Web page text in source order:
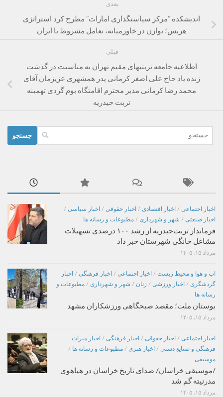
بعدی
اندیشکده “مرکز سیاستگذاری امارات” مطرح کرد استراتژی
هریس؛ توازن در خاورمیانه، تعامل مشروط با ایران
قبلی
اطلاعیه جامعه تربتیهای مقیم تهران به مناسبت در گذشت
زنده یاد حاج علی اصغر کرمانی پدر همشهری عزیزمان آقای
محمد رضا کرمانی مدیر محترم اقامتگاه بوم گردی تهمینه
تربت حیدریه
برای:
اخبار اجتماعی / اخبار اقتصادی / اخبار حقوقی / اخبار سیاسی /
اخبار صنعتی / شهر و شهرداری / مطبوعات و رسانه ها
فرماندار تربت‌حیدریه از رشد ۱۰۰ درصدی تسهیلات
مشاغل خانگی شهرستان خبر داد
مرداد ۱۵, ۱۴۰۵
اب و هوا و محیط زیست / اخبار اجتماعی / اخبار فرهنگی / اخبار
گردشگری / اخبار ورزشی / زنان / شهر و شهرداری / مطبوعات و
رسانه ها
بوستان ملت؛ مقصد صبحگاهی ورزشکاران مشهد
مرداد ۱۵, ۱۴۰۵
اخبار اجتماعی / اخبار حقوقی / اخبار فرهنگی / اخبار میراث
فرهنگی و صنایع دستی / اخبار هنری / مطبوعات و رسانه ها /
موسیقی
/موسیقی خراسان/ صدای تاریخ خراسان در هیاهوی
مدرنیته گم شد
مرداد ۱۵, ۱۴۰۵